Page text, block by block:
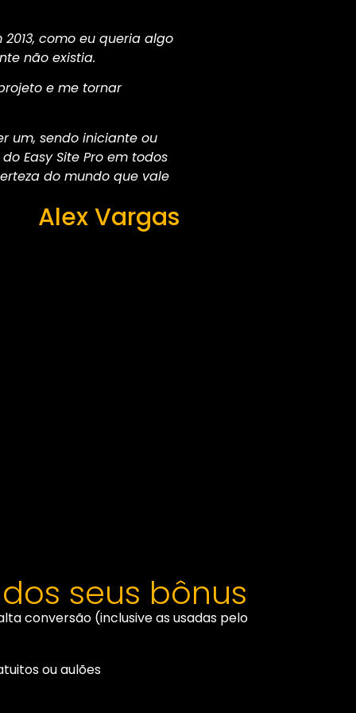
como eu queria algo
não existia.
e me tornar
um, sendo iniciante ou
Easy Site Pro em todos
do mundo que vale
Alex Vargas
seus bônus
conversão (inclusive as usadas pelo
ou aulões